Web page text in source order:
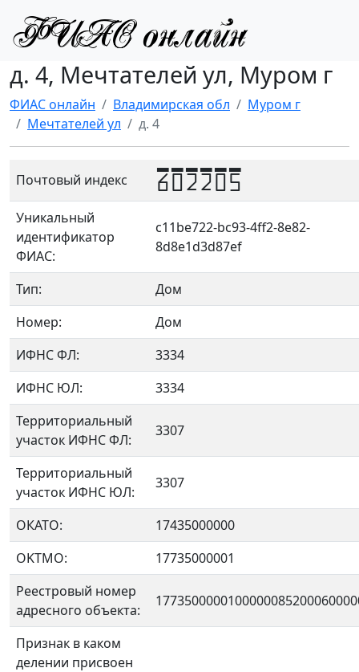
д. 4, Мечтателей ул, Муром г
ФИАС онлайн Владимирская обл
Муром г
Мечтателей ул
д. 4
Почтовый индекс 602205
Уникальный
идентификатор
ФИАС:
c11be722-bc93-4ff2-8e82-
8d8e1d3d87ef
Тип:
Дом
Номер:
Дом
ИФНС ФЛ:
3334
ИФНС ЮЛ:
3334
Территориальный
участок ИФНС ФЛ:
3307
Территориальный
участок ИФНС ЮЛ:
3307
ОКАТО:
17435000000
OKTMO:
17735000001
Реестровый номер
адресного объекта:
Признак в каком
делении присвоен